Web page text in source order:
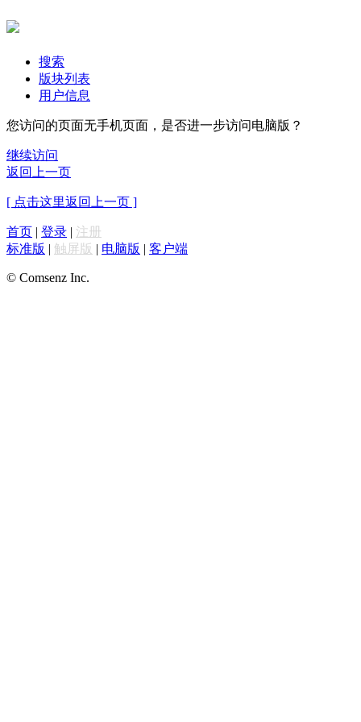
搜索
版块列表
用户信息
您访问的页面无手机页面，是否进一步访问电脑版？
继续访问
返回上一页
[ 点击这里返回上一页 ]
首页 | 登录 | 注册
标准版 | 触屏版 | 电脑版 | 客户端
© Comsenz Inc.